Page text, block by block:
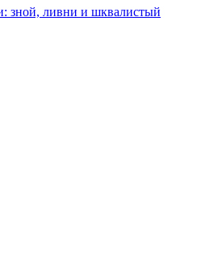
зной, ливни и шквалистый